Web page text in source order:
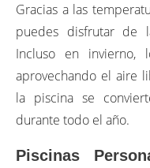
Gracias a las
puedes disfrutar de
Incluso en invierno,
aprovechando el aire
la piscina se
durante todo el año.
Piscinas